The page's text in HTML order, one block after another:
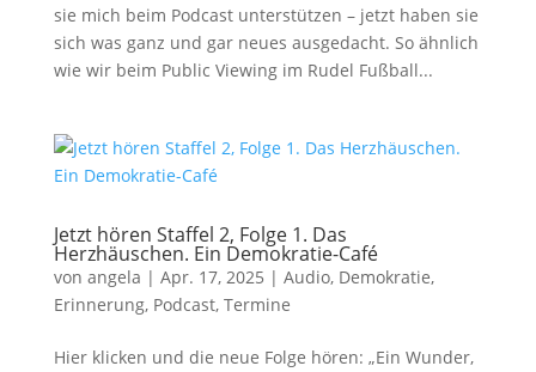
sie mich beim Podcast unterstützen – jetzt haben sie
sich was ganz und gar neues ausgedacht. So ähnlich
wie wir beim Public Viewing im Rudel Fußball...
Jetzt hören Staffel 2, Folge 1. Das
Herzhäuschen. Ein Demokratie-Café
von angela | Apr. 17, 2025 | Audio, Demokratie,
Erinnerung, Podcast, Termine
Hier klicken und die neue Folge hören: „Ein Wunder,